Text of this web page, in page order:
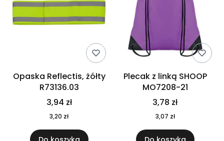
Opaska Reflectis, żółty
R73136.03
3,94 zł
3,20 zł
Plecak z linką SHOOP
MO7208-21
3,78 zł
3,07 zł